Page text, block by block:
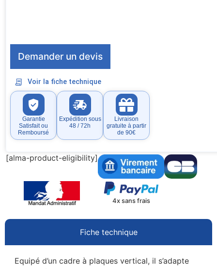
Demander un devis
Voir la fiche technique
Garantie
Satisfait ou
Remboursé
Expédition sous
48 / 72h
Livraison
gratuite à partir
de 90€
[alma-product-eligibility]
4x sans frais
Fiche technique
Equipé d’un cadre à plaques vertical, il s’adapte